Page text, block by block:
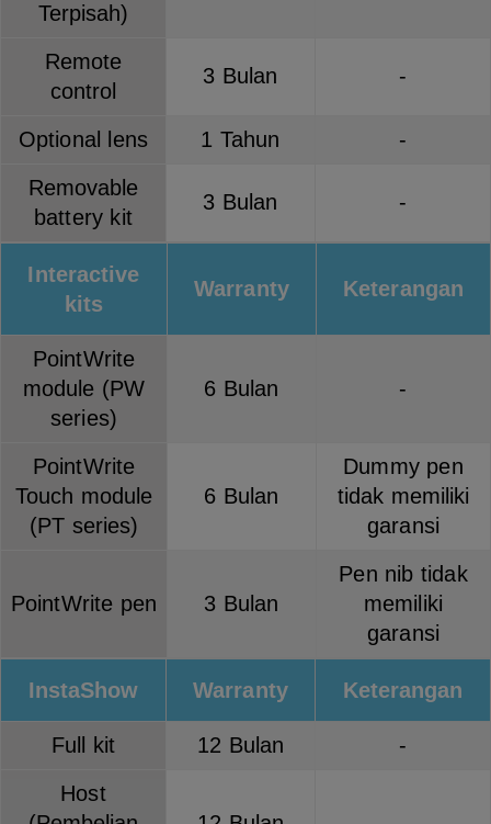
Terpisah)
Remote
control
3 Bulan -
Optional lens 1 Tahun
-
Removable
battery kit
3 Bulan -
Interactive
kits
Warranty Keterangan
PointWrite
module (PW
series)
6 Bulan -
PointWrite
Touch module
(PT series)
6 Bulan
Dummy pen
tidak memiliki
garansi
PointWrite pen 3 Bulan
Pen nib tidak
memiliki
garansi
InstaShow Warranty Keterangan
Full kit 12 Bulan
-
Host